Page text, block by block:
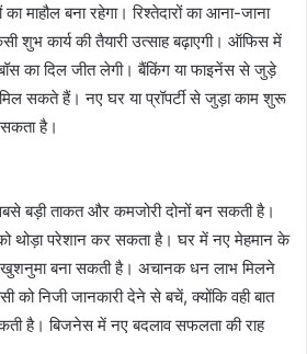
बना रहेगा। रिश्तेदारों का आना-जाना
शुभ कार्य की तैयारी उत्साह बढ़ाएगी। ऑफिस में
का दिल जीत लेगी। बैंकिंग या फाइनेंस से जुड़े
सकते हैं। नए घर या प्रॉपर्टी से जुड़ा काम शुरू
है।
बड़ी ताकत और कमजोरी दोनों बन सकती है।
को थोड़ा परेशान कर सकता है। घर में नए मेहमान के
बना सकती है। अचानक धन लाभ मिलने
को निजी जानकारी देने से बचें, क्योंकि वही बात
है। बिजनेस में नए बदलाव सफलता की राह